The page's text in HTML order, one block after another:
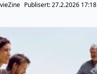
Publisert:27.2.2026 17:18